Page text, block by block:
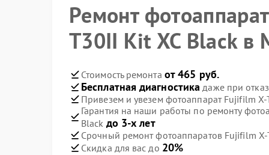
Ремонт
T30II Kit XC Black в
Стоимость ремонта от 465 руб.
Бесплатная диагностика даже при
Привезем и увезем фотоаппарат Fujifilm
Гарантия на наши работы по ремонту
Black до 3-х лет
Срочный ремонт фотоаппаратов Fujifilm X-
Скидка для вас до 20%